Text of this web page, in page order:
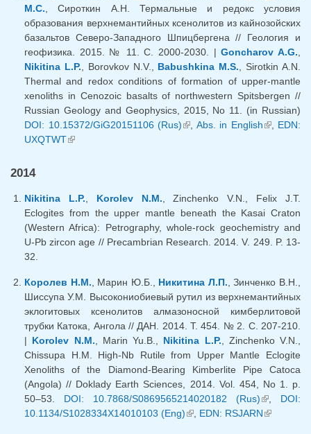
М.С. , Сироткин А.Н. Термальные и редокс условия
образования верхнемантийных ксенолитов из кайнозойских
базальтов Северо-Западного Шпицбергена // Геология и
геофизика. 2015. № 11. С. 2000-2030. |Goncharov A.G.
Nikitina L.P. , Borovkov N.V., Babushkina M.S. , Sirotkin A.N.
Thermal and redox conditions of formation of upper-mantle
xenoliths in Cenozoic basalts of northwestern Spitsbergen //
Russian Geology and Geophysics, 2015, No 11. (in Russian)
DOI: 10.15372/GiG20151106 (Rus)(внешняя ссылка)
Abs. in English(внешняя
, EDN:
UXQTWT(внешняя ссылка)
2014
Nikitina L.P., Korolev N.M., Zinchenko V.N., Felix J.T.
Eclogites from the upper mantle beneath the Kasai Craton
(Western Africa): Petrography, whole-rock geochemistry and
U-Pb zircon age // Precambrian Research. 2014. V. 249. P. 13-
32.
Королев Н.М., Марин Ю.Б., Никитина Л.П., Зинченко В.Н.,
Шиссупа У.М. Высокониобиевый рутил из верхнемантийных
эклогитовых ксенолитов алмазоносной кимберлитовой
трубки Катока, Ангола // ДАН. 2014. Т. 454. № 2. С. 207-210.
| Korolev N.M., Marin Yu.B., Nikitina L.P., Zinchenko V.N.,
Chissupa H.M. High-Nb Rutile from Upper Mantle Eclogite
Xenoliths of the Diamond-Bearing Kimberlite Pipe Catoca
(Angola) // Doklady Earth Sciences, 2014. Vol. 454, No 1. p.
50–53. DOI: 10.7868/S0869565214020182 (Rus)(внешняя
ссылка)
, DOI:
10.1134/S1028334X14010103 (Eng)(внешняя ссылка)
, EDN: RSJARN(внешняя